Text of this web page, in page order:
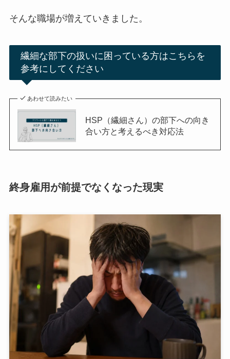
そんな職場が増えていきました。
繊細な部下の扱いに困っている方はこちらを
参考にしてください
あわせて読みたい
HSP（繊細さん）の部下への向き
合い方と考えるべき対応法
終身雇用が前提でなくなった現実